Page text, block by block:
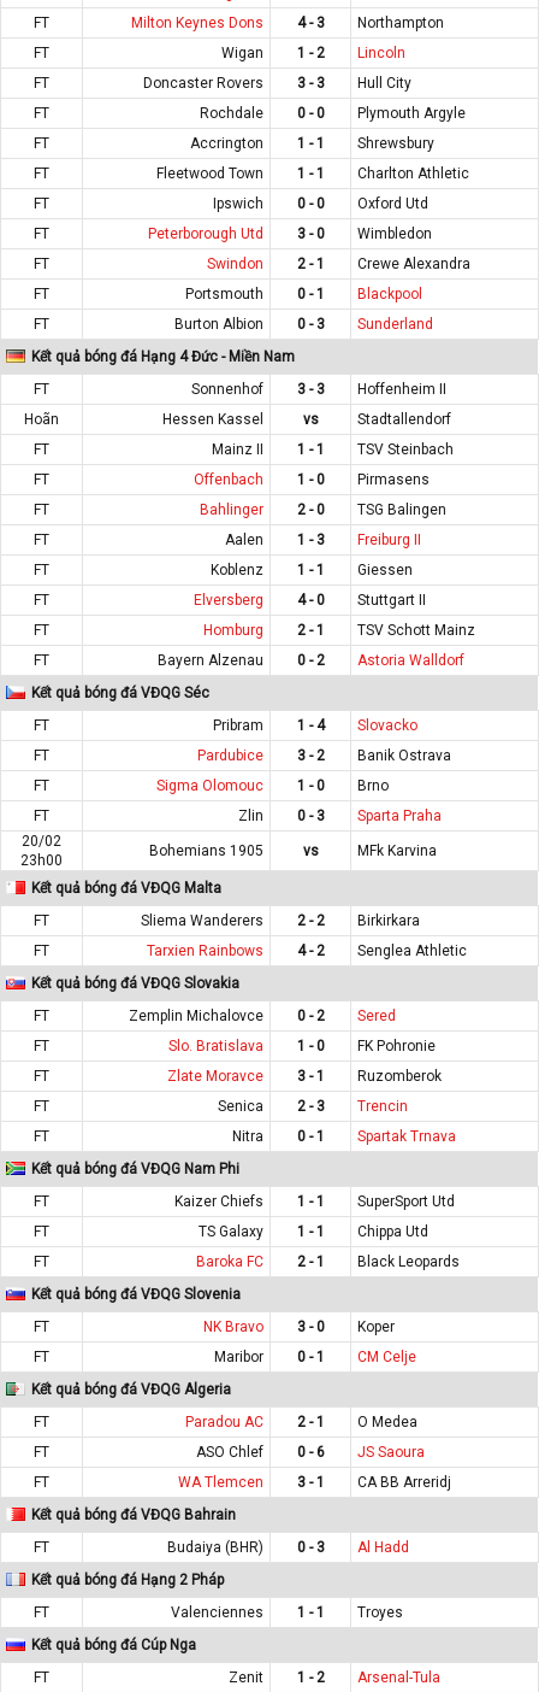
FT
Milton Keynes Dons 4 - 3
Northampton
FT
Wigan 1 - 2
Lincoln
FT
Doncaster Rovers 3 - 3
Hull City
FT
Rochdale 0 - 0
Plymouth Argyle
FT
Accrington 1 - 1
Shrewsbury
FT
Fleetwood Town 1 - 1
Charlton Athletic
FT
Ipswich 0 - 0
Oxford Utd
FT
Peterborough Utd 3 - 0
Wimbledon
FT
Swindon 2 - 1
Crewe Alexandra
FT
Portsmouth 0 - 1
Blackpool
FT
Burton Albion 0 - 3
Sunderland
Kết quả bóng đá Hạng 4 Đức - Miền Nam
FT
Sonnenhof 3 - 3
Hoffenheim II
Hoãn
Hessen Kassel vs
Stadtallendorf
FT
Mainz II 1 - 1
TSV Steinbach
FT
Offenbach 1 - 0
Pirmasens
FT
Bahlinger 2 - 0
TSG Balingen
FT
Aalen 1 - 3
Freiburg II
FT
Koblenz 1 - 1
Giessen
FT
Elversberg 4 - 0
Stuttgart II
FT
Homburg 2 - 1
TSV Schott Mainz
FT
Bayern Alzenau 0 - 2
Astoria Walldorf
Kết quả bóng đá VĐQG Séc
FT
Pribram 1 - 4
Slovacko
FT
Pardubice 3 - 2
Banik Ostrava
FT
Sigma Olomouc 1 - 0
Brno
FT
Zlin 0 - 3
Sparta Praha
20/02
23h00
Bohemians 1905 vs MFk Karvina
Kết quả bóng đá VĐQG Malta
FT
Sliema Wanderers 2 - 2
Birkirkara
FT
Tarxien Rainbows 4 - 2
Senglea Athletic
Kết quả bóng đá VĐQG Slovakia
FT
Zemplin Michalovce 0 - 2
Sered
FT
Slo. Bratislava 1 - 0
FK Pohronie
FT
Zlate Moravce 3 - 1
Ruzomberok
FT
Senica 2 - 3
Trencin
FT
Nitra 0 - 1
Spartak Trnava
Kết quả bóng đá VĐQG Nam Phi
FT
Kaizer Chiefs 1 - 1
SuperSport Utd
FT
TS Galaxy 1 - 1
Chippa Utd
FT
Baroka FC 2 - 1
Black Leopards
Kết quả bóng đá VĐQG Slovenia
FT
NK Bravo 3 - 0
Koper
FT
Maribor 0 - 1
CM Celje
Kết quả bóng đá VĐQG Algeria
FT
Paradou AC 2 - 1
O Medea
FT
ASO Chlef 0 - 6
JS Saoura
FT
WA Tlemcen 3 - 1
CA BB Arreridj
Kết quả bóng đá VĐQG Bahrain
FT
Budaiya (BHR) 0 - 3
Al Hadd
Kết quả bóng đá Hạng 2 Pháp
FT
Valenciennes 1 - 1
Troyes
Kết quả bóng đá Cúp Nga
FT
Zenit 1 - 2
Arsenal-Tula